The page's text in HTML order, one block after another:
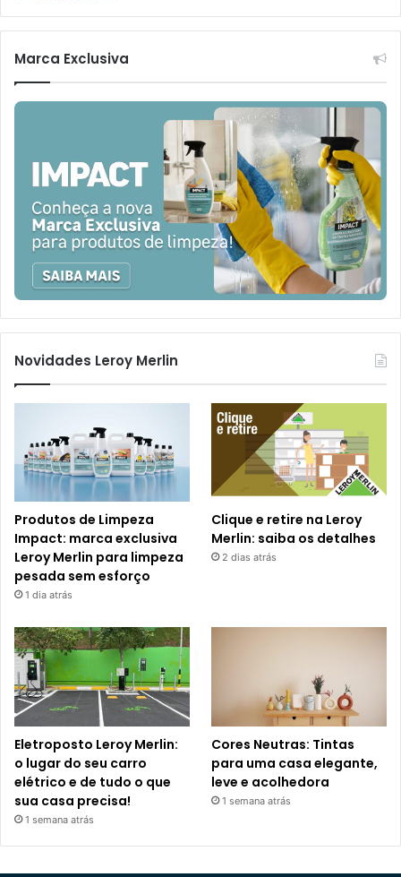
Marca Exclusiva
Novidades Leroy Merlin
Produtos de Limpeza
Impact: marca exclusiva
Leroy Merlin para limpeza
pesada sem esforço
1 dia atrás
Clique e retire na Leroy
Merlin: saiba os detalhes
2 dias atrás
Eletroposto Leroy Merlin:
o lugar do seu carro
elétrico e de tudo o que
sua casa precisa!
1 semana atrás
Cores Neutras: Tintas
para uma casa elegante,
leve e acolhedora
1 semana atrás